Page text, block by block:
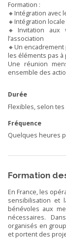
Formation :
🔸Intégration avec
🔸Intégration
🔸Invitation aux
l’association
🔸Un
les éléments pas à
Une réunion
ensemble des
Durée
Flexibles, selon
Fréquence
Quelques heures
Formation
En France, les
sensibilisation et
bénévoles aux
nécessaires.
organisés en
et portent des